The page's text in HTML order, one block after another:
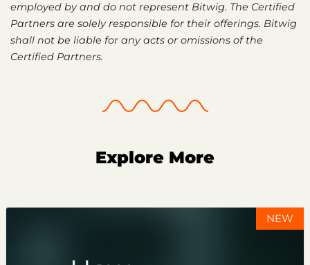
employed by and do not represent Bitwig. The Certified
Partners are solely responsible for their offerings. Bitwig
shall not be liable for any acts or omissions of the
Certified Partners.
Explore More
NEW